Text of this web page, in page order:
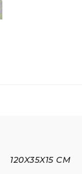
120X35X15 CM